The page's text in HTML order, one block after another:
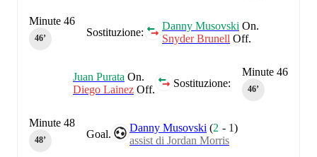
Sostituzione:
Danny Musovski On.
Snyder Brunell Off.
Minute 46
46‎’‎
Minute 46
46‎’‎
Sostituzione:
Juan Purata On.
Diego Lainez Off.
Goal.
Danny Musovski (2 - 1)
assist di Jordan Morris
Minute 48
48‎’‎